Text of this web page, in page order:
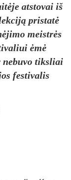
at­sto­vai iš
pri­statė
meistrės
ėmė
ne­bu­vo tiks­liai
fes­ti­va­lis